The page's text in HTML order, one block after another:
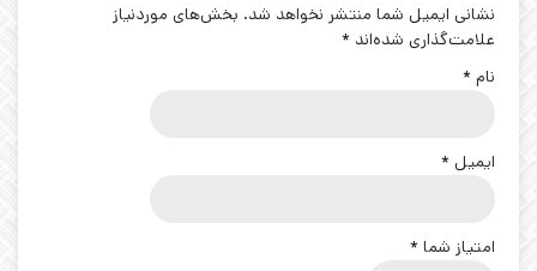
نشانی ایمیل شما منتشر نخواهد شد. بخش‌های موردنیاز
علامت‌گذاری شده‌اند *
نام *
ایمیل *
امتیاز شما *